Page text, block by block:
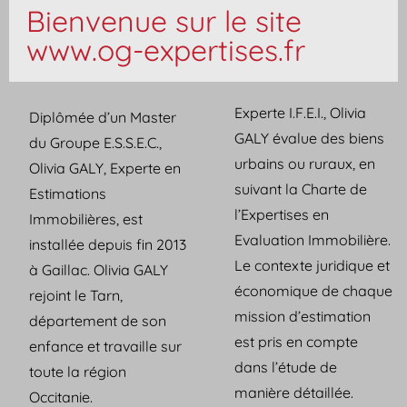
Bienvenue sur le site
www.og-expertises.fr
Diplômée d’un Master
du Groupe E.S.S.E.C.,
Olivia GALY, Experte en
Estimations
Immobilières, est
installée depuis fin 2013
à Gaillac. Olivia GALY
rejoint le Tarn,
département de son
enfance et travaille sur
toute la région
Occitanie.
Experte I.F.E.I., Olivia
GALY évalue des biens
urbains ou ruraux, en
suivant la Charte de
l’Expertises en
Evaluation Immobilière.
Le contexte juridique et
économique de chaque
mission d’estimation
est pris en compte
dans l’étude de
manière détaillée.